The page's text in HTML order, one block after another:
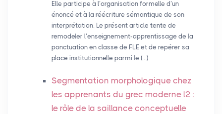
Elle participe à l’organisation formelle d’un
énoncé et à la réécriture sémantique de son
interprétation. Le présent article tente de
remodeler l’enseignement-apprentissage de la
ponctuation en classe de FLE et de repérer sa
place institutionnelle parmi le (…)
Segmentation morphologique chez
les apprenants du grec moderne l2 :
le rôle de la saillance conceptuelle